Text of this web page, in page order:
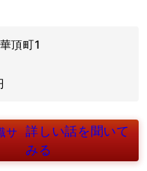
頂町1
サ
詳しい話を聞いて
みる